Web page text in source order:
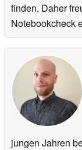
finden. Daher
Notebookcheck
jungen Jahren